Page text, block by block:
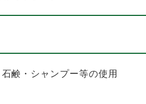
鹸・シャンプー等の使用